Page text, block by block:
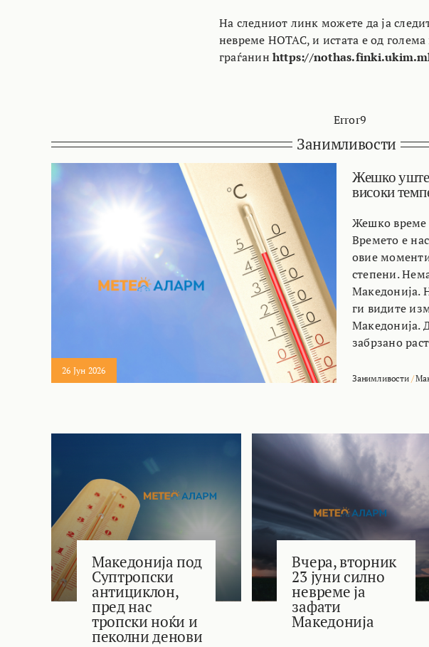
На следниот линк можете да ја
невреме НОТАС, и истата е од голема
граѓанин https://
Error9
Занимливости
26 Јун 2026
Жешко уште
високи
Жешко време
Времето е
овие
степени.
Македонија.
ги видите
Македонија.
забрзано
Занимливости/
Македонија под
Суптропски
антициклон,
пред нас
тропски ноќи и
пеколни денови
Вчера, вторник
23 јуни силно
невреме ја
зафати
Македонија